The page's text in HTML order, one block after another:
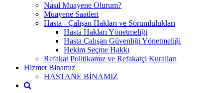
Nasıl Muayene Olurum?
Muayene Saatleri
Hasta - Çalışan Hakları ve Sorumlulukları
Hasta Hakları Yönetmeliği
Hasta Çalışan Güvenliği Yönetmeliği
Hekim Seçme Hakkı
Refakat Politikamız ve Refakatçi Kuralları
Hizmet Binamız
HASTANE BİNAMIZ